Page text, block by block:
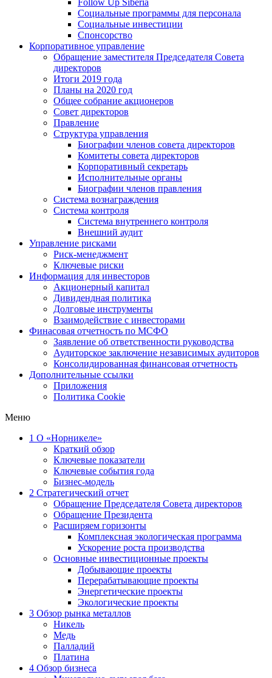
Follow Up Siberia
Социальные программы для персонала
Социальные инвестиции
Спонсорство
Корпоративное управление
Обращение заместителя Председателя Совета
директоров
Итоги 2019 года
Планы на 2020 год
Общее собрание акционеров
Совет директоров
Правление
Структура управления
Биографии членов совета директоров
Комитеты совета директоров
Корпоративный секретарь
Исполнительные органы
Биографии членов правления
Система вознаграждения
Система контроля
Система внутреннего контроля
Внешний аудит
Управление рисками
Риск-менеджмент
Ключевые риски
Информация для инвесторов
Акционерный капитал
Дивидендная политика
Долговые инструменты
Взаимодействие с инвеcторами
Финасовая отчетность по МСФО
Заявление об ответственности руководства
Аудиторское заключение независимых аудиторов
Консолидированная финансовая отчетность
Дополнительные ссылки
Приложения
Политика Cookie
Меню
1 О «Норникеле»
Краткий обзор
Ключевые показатели
Ключевые события года
Бизнес-модель
2 Стратегический отчет
Обращение Председателя Совета директоров
Обращение Президента
Расширяем горизонты
Комплексная экологическая программа
Ускорение роста производства
Основные инвестиционные проекты
Добывающие проекты
Перерабатывающие проекты
Энергетические проекты
Экологические проекты
3 Обзор рынка металлов
Никель
Медь
Палладий
Платина
4 Обзор бизнеса